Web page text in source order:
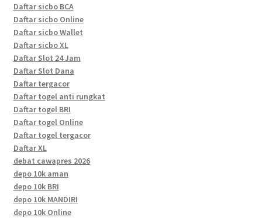
Daftar sicbo BCA
Daftar sicbo Online
Daftar sicbo Wallet
Daftar sicbo XL
Daftar Slot 24 Jam
Daftar Slot Dana
Daftar tergacor
Daftar togel anti rungkat
Daftar togel BRI
Daftar togel Online
Daftar togel tergacor
Daftar XL
debat cawapres 2026
depo 10k aman
depo 10k BRI
depo 10k MANDIRI
depo 10k Online